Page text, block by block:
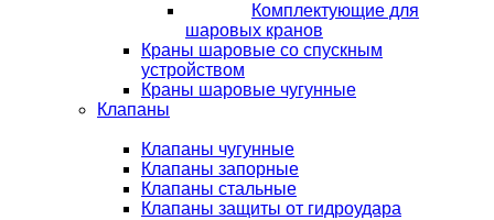
Комплектующие для
шаровых кранов
Краны шаровые со спускным
устройством
Краны шаровые чугунные
Клапаны
Клапаны чугунные
Клапаны запорные
Клапаны стальные
Клапаны защиты от гидроудара